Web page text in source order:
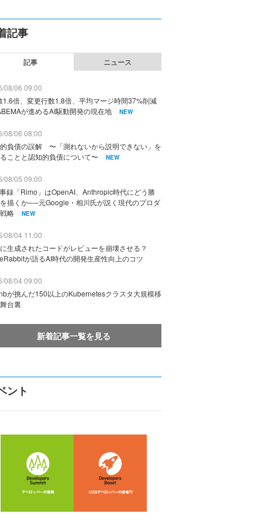
記事
記事 ニュース
08/06 09:00
1.6倍、変更行数1.8倍、平均マージ時間37%削減
が進めるAI駆動開発の現在地
NEW
08/06 08:00
負債の誤解 〜「測れないから説明できない」を
ことと認知的負債について〜
NEW
08/05 09:00
録「Rimo」はOpenAI、Anthropic時代にどう勝
描くか──元Google・相川氏が説く現代のプロダ
略
NEW
08/04 11:00
生成されたコードがレビューを崩壊させる？
が語るAI時代の開発生産性向上のコツ
08/04 09:00
が挑んだ150以上のKubernetesクラスタ大規模移
台裏
新着記事一覧を見る
ント